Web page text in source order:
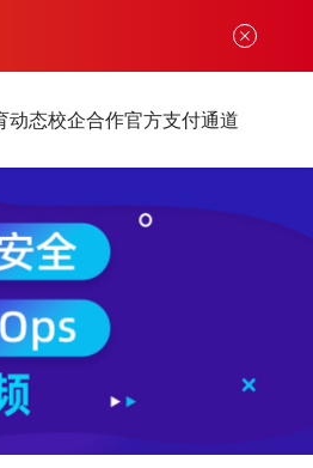
动态校企合作官方支付通道